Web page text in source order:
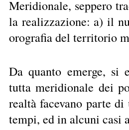
Meridionale, seppero
la realizzazione: a) il
orografia del territorio
Da quanto emerge, si
tutta meridionale dei
realtà facevano parte
tempi, ed in alcuni casi